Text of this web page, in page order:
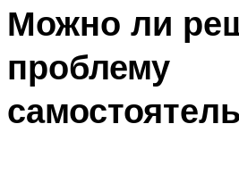
Можно ли
проблему